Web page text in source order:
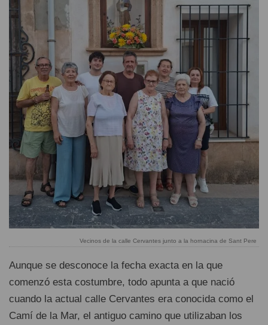
Vecinos de la calle Cervantes junto a la hornacina de Sant Pere
Aunque se desconoce la fecha exacta en la que
comenzó esta costumbre, todo apunta a que nació
cuando la actual calle Cervantes era conocida como el
Camí de la Mar, el antiguo camino que utilizaban los